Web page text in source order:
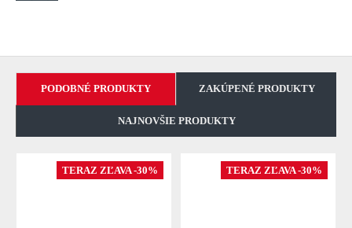
PODOBNÉ PRODUKTY ZAKÚPENÉ PRODUKTY
NAJNOVŠIE PRODUKTY
TERAZ ZĽAVA -30% TERAZ ZĽAVA -30%